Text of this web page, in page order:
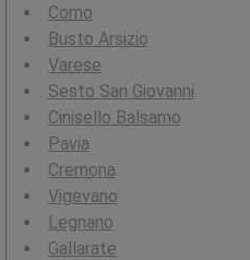
Como
Busto Arsizio
Varese
Sesto San Giovanni
Cinisello Balsamo
Pavia
Cremona
Vigevano
Legnano
Gallarate